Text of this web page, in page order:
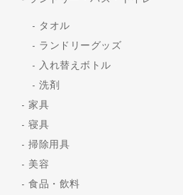
タオル
ランドリーグッズ
入れ替えボトル
洗剤
家具
寝具
掃除用具
美容
食品・飲料